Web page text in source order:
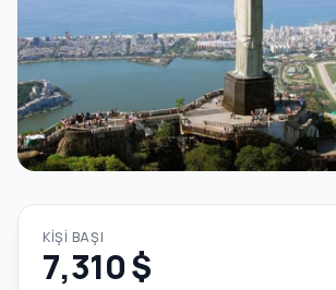
KIŞI BAŞI
7,310 $